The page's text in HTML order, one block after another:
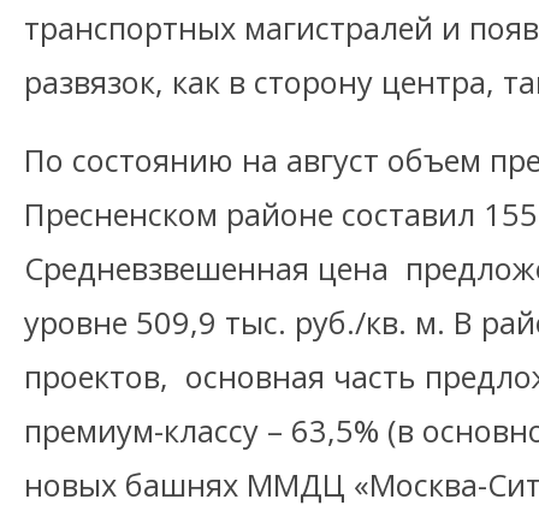
транспортных магистралей и
развязок, как в сторону центра,
По состоянию на август объем
Пресненском районе составил
Средневзвешенная цена
уровне 509,9 тыс. руб./кв. м. В
проектов, основная часть
премиум-классу – 63,5% (в
новых башнях ММДЦ «Москва-